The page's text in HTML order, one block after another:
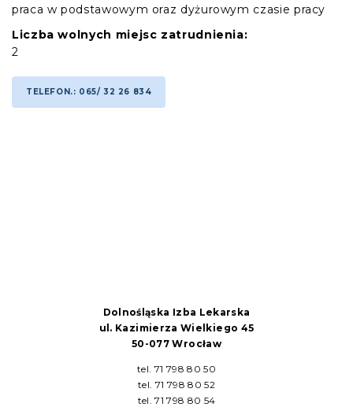
praca w podstawowym oraz dyżurowym czasie pracy
Liczba wolnych miejsc zatrudnienia:
2
TELEFON.: 065/ 32 26 834
Dolnośląska Izba Lekarska
ul. Kazimierza Wielkiego 45
50-077 Wrocław
tel. 71 798 80 50
tel. 71 798 80 52
tel. 71 798 80 54